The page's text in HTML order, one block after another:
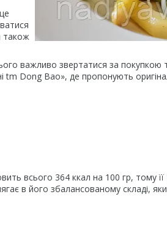
також
важливо звертатися за покупкою
tm Dong Bao», де пропонують
всього 364 ккал на 100 гр, тому
в його збалансованому складі,